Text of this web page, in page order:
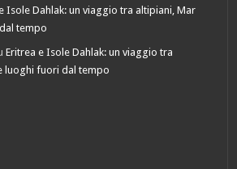
Isole Dahlak: un viaggio tra altipiani, Mar
tempo
Eritrea e Isole Dahlak: un viaggio tra
luoghi fuori dal tempo